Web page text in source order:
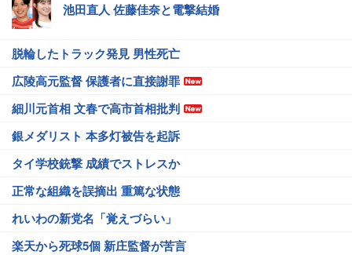
池田直人 佐藤佳奈と電撃結婚
脱輪したトラック発見 男性死亡
広陵高元監督 保護者に直接謝罪
細川元首相 文春で高市首相批判
銀メダリスト 本多灯被告を起訴
タイ学校銃撃 成績でストレスか
正常な組織を誤摘出 重篤な状態
れいわの新党名「覚えづらい」
楽天から死球5個 新庄監督が苦言